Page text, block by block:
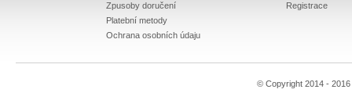
Zpusoby doručení
Platební metody
Ochrana osobních údaju
Registrace
© Copyright 2014 - 2016